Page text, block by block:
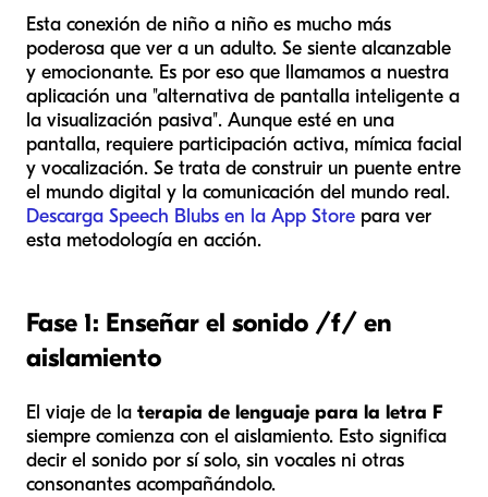
Esta conexión de niño a niño es mucho más
poderosa que ver a un adulto. Se siente alcanzable
y emocionante. Es por eso que llamamos a nuestra
aplicación una "alternativa de pantalla inteligente a
la visualización pasiva". Aunque esté en una
pantalla, requiere participación activa, mímica facial
y vocalización. Se trata de construir un puente entre
el mundo digital y la comunicación del mundo real.
Descarga Speech Blubs en la App Store para ver
esta metodología en acción.
Fase 1: Enseñar el sonido /f/ en
aislamiento
El viaje de la terapia de lenguaje para la letra F
siempre comienza con el aislamiento. Esto significa
decir el sonido por sí solo, sin vocales ni otras
consonantes acompañándolo.